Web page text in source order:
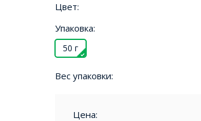
Цвет:
Упаковка:
50 г
Вес упаковки:
Цена: